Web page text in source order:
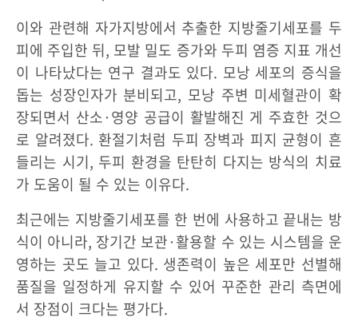
이와 관련해 자가지방에서 추출한 지방줄기세포를 두
피에 주입한 뒤, 모발 밀도 증가와 두피 염증 지표 개선
이 나타났다는 연구 결과도 있다. 모낭 세포의 증식을
돕는 성장인자가 분비되고, 모낭 주변 미세혈관이 확
장되면서 산소·영양 공급이 활발해진 게 주효한 것으
로 알려졌다. 환절기처럼 두피 장벽과 피지 균형이 흔
들리는 시기, 두피 환경을 탄탄히 다지는 방식의 치료
가 도움이 될 수 있는 이유다.
최근에는 지방줄기세포를 한 번에 사용하고 끝내는 방
식이 아니라, 장기간 보관·활용할 수 있는 시스템을 운
영하는 곳도 늘고 있다. 생존력이 높은 세포만 선별해
품질을 일정하게 유지할 수 있어 꾸준한 관리 측면에
서 장점이 크다는 평가다.